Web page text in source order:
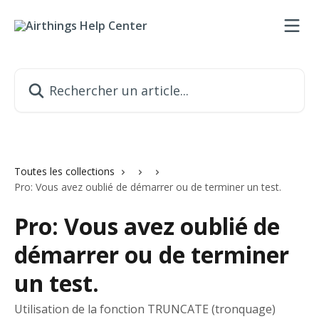
Toutes les collections
Pro: Vous avez oublié de démarrer ou de terminer un test.
Pro: Vous avez oublié de
démarrer ou de terminer
un test.
Utilisation de la fonction TRUNCATE (tronquage)